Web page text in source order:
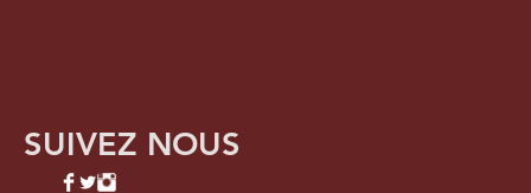
SUIVEZ NOUS